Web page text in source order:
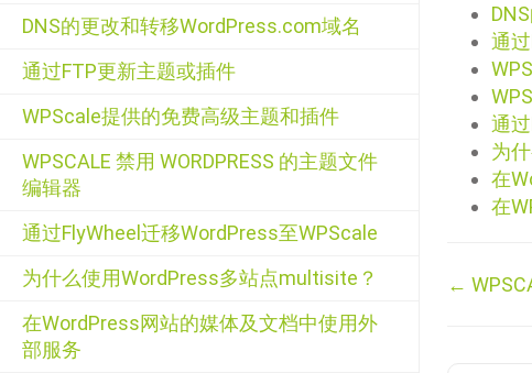
DNS的更改和转移WordPress.com域名
通过FTP更新主题或插件
WPScale提供的免费高级主题和插件
WPSCALE 禁用 WORDPRESS 的主题文件
编辑器
通过FlyWheel迁移WordPress至WPScale
为什么使用WordPress多站点multisite？
在WordPress网站的媒体及文档中使用外
部服务
通
通
为
在
在
Doc
←